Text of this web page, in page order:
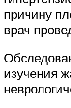
причину
врач
изучения